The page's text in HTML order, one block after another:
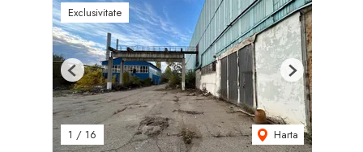
Exclusivitate
1 / 16 Harta
Previous Next